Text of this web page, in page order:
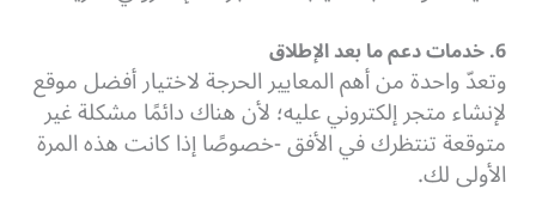
6. خدمات دعم ما بعد الإطلاق
وتعدّ واحدة من أهم المعايير الحرجة لاختيار أفضل موقع
لإنشاء متجر إلكتروني عليه؛ لأن هناك دائمًا مشكلة غير
متوقعة تنتظرك في الأفق -خصوصًا إذا كانت هذه المرة
الأولى لك.